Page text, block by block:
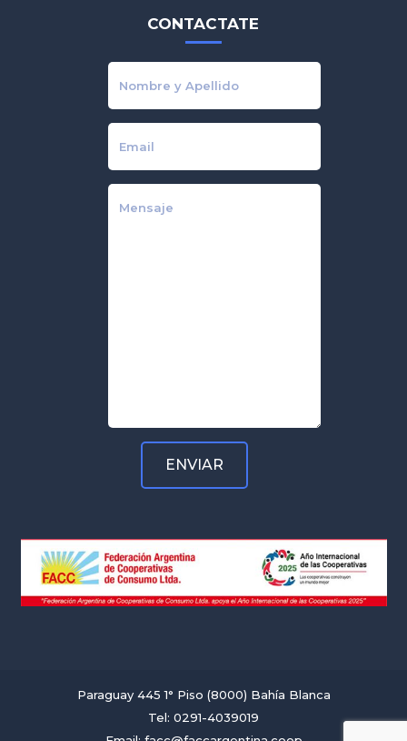
CONTACTATE
Paraguay 445 1° Piso (8000) Bahía Blanca
Tel: 0291-4039019